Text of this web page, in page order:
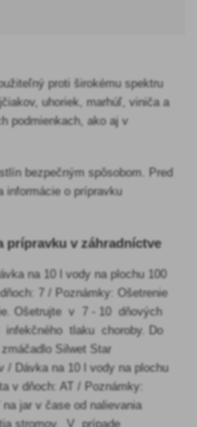
proti širokému spektru
uhoriek, marhúľ, viniča a
podmienkach, ako aj v
bezpečným spôsobom. Pred
informácie o prípravku
prípravku v záhradníctve
na 10 l vody na plochu 100
7 / Poznámky: Ošetrenie
Ošetrujte v 7 - 10 dňových
tlaku choroby. Do
Silwet Star
/ Dávka na 10 l vody na plochu
v dňoch: AT / Poznámky:
jar v čase od nalievania
stromov. V prípade